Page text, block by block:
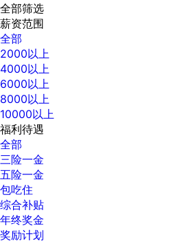
全部筛选
薪资范围
全部
2000以上
4000以上
6000以上
8000以上
10000以上
福利待遇
全部
三险一金
五险一金
包吃住
综合补贴
年终奖金
奖励计划